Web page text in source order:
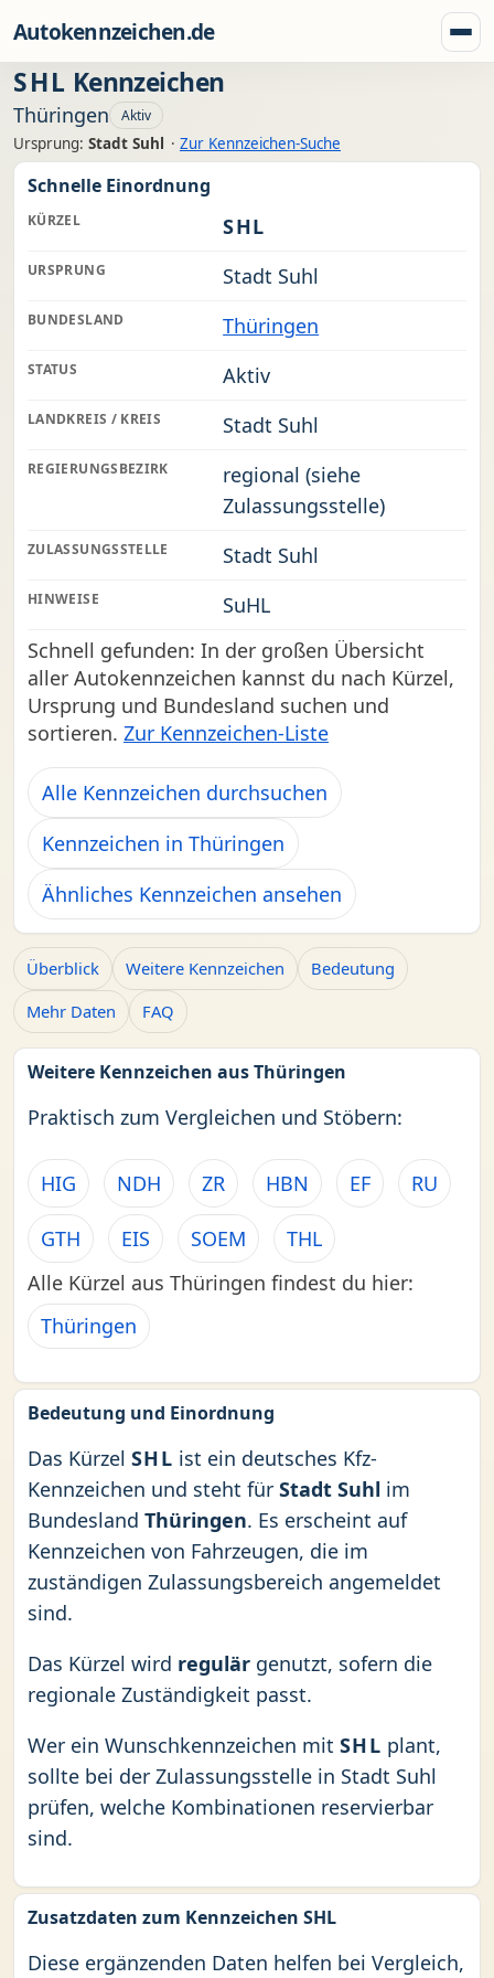
Autokennzeichen.de
SHL Kennzeichen
Thüringen Aktiv
Ursprung: Stadt Suhl · Zur Kennzeichen-Suche
Schnelle Einordnung
KÜRZEL SHL
URSPRUNG Stadt Suhl
BUNDESLAND Thüringen
STATUS Aktiv
LANDKREIS / KREIS Stadt Suhl
REGIERUNGSBEZIRK
regional (siehe
Zulassungsstelle)
ZULASSUNGSSTELLE Stadt Suhl
HINWEISE
SuHL
Schnell gefunden: In der großen Übersicht
aller Autokennzeichen kannst du nach Kürzel,
Ursprung und Bundesland suchen und
sortieren. Zur Kennzeichen-Liste
Alle Kennzeichen durchsuchen
Kennzeichen in Thüringen
Ähnliches Kennzeichen ansehen
Überblick Weitere Kennzeichen
Bedeutung
Mehr Daten
FAQ
Weitere Kennzeichen aus Thüringen
Praktisch zum Vergleichen und Stöbern:
HIG NDH ZR HBN EF RU
GTH EIS SOEM
THL
Alle Kürzel aus Thüringen findest du hier:
Thüringen
Bedeutung und Einordnung
Das Kürzel SHL ist ein deutsches Kfz-
Kennzeichen und steht für Stadt Suhl im
Bundesland Thüringen. Es erscheint auf
Kennzeichen von Fahrzeugen, die im
zuständigen Zulassungsbereich angemeldet
sind.
Das Kürzel wird regulär genutzt, sofern die
regionale Zuständigkeit passt.
Wer ein Wunschkennzeichen mit SHL plant,
sollte bei der Zulassungsstelle in Stadt Suhl
prüfen, welche Kombinationen reservierbar
sind.
Zusatzdaten zum Kennzeichen SHL
Diese ergänzenden Daten helfen bei Vergleich,